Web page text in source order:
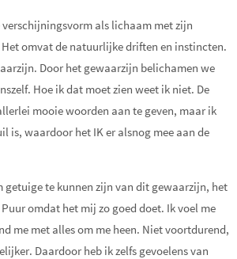
als lichaam met zijn
omvat de natuurlijke driften en instincten.
Door het gewaarzijn belichamen we
Hoe ik dat moet zien weet ik niet. De
mooie woorden aan te geven, maar ik
is, waardoor het IK er alsnog mee aan de
getuige te kunnen zijn van dit gewaarzijn, het
omdat het mij zo goed doet. Ik voel me
me met alles om me heen. Niet voortdurend,
Daardoor heb ik zelfs gevoelens van